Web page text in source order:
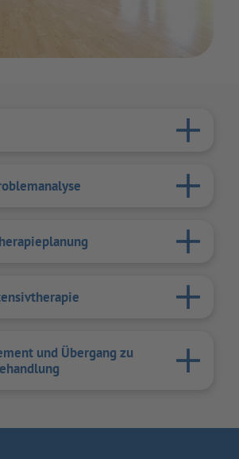
und Übergang zu